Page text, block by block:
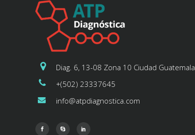
Diag. 6, 13-08 Zona 10 Ciudad Guatemala
+(502) 23337645
info@atpdiagnostica.com